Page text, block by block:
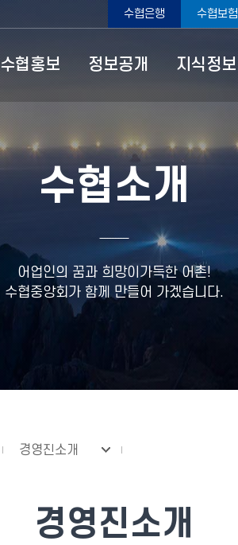
수협은행 수협보험
수협홍보 정보공개 지식정보
수협소개
어업인의 꿈과 희망이가득한 어촌!
수협중앙회가 함께 만들어 가겠습니다.
경영진소개
경영진소개